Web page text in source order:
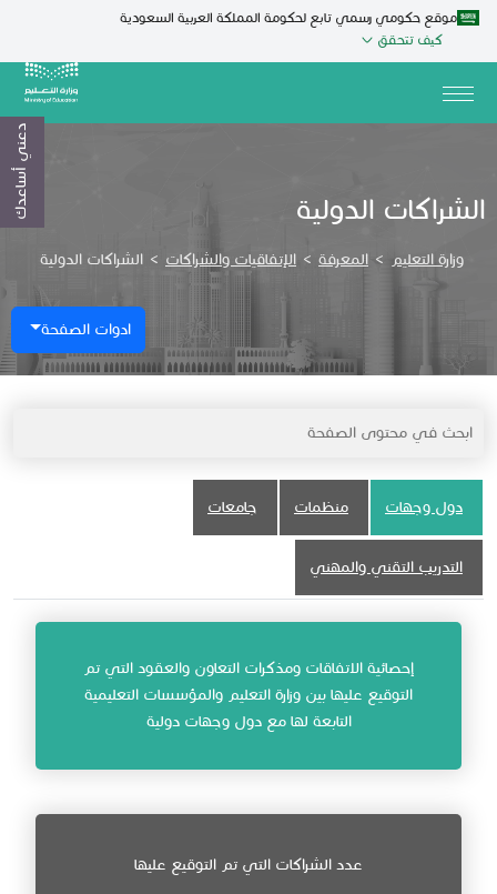
موقع حكومي رسمي تابع لحكومة المملكة العربية السعودية
كيف تتحقق
الشراكات الدولية
وزارة التعليم > المعرفة > الإتفاقيات والشراكات > الشراكات الدولية
ادوات الصفحة
دول وجهات منظمات جامعات
التدريب التقني والمهني
إحصائية الاتفاقات ومذكرات التعاون والعقود التي تم
التوقيع عليها بين وزارة التعليم والمؤسسات التعليمية
التابعة لها مع دول وجهات دولية​​​
عدد الشراكات التي تم التوقيع عليها
دعني أساعدك